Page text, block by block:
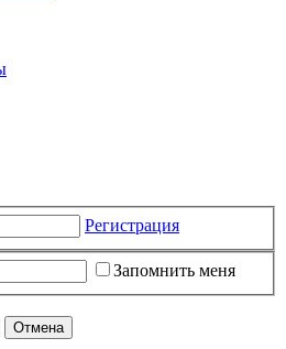
Регистрация
Запомнить меня
Отмена